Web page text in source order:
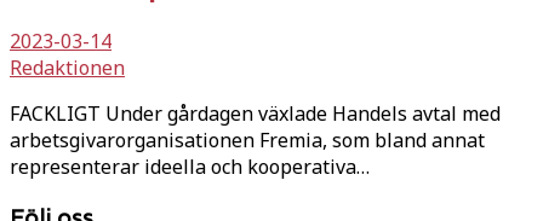
2023-03-14
Redaktionen
FACKLIGT Under gårdagen växlade Handels avtal med
arbetsgivarorganisationen Fremia, som bland annat
representerar ideella och kooperativa…